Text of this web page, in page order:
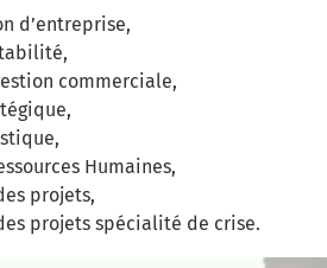
d’entreprise,
commerciale,
Humaines,
projets,
projets spécialité de crise.